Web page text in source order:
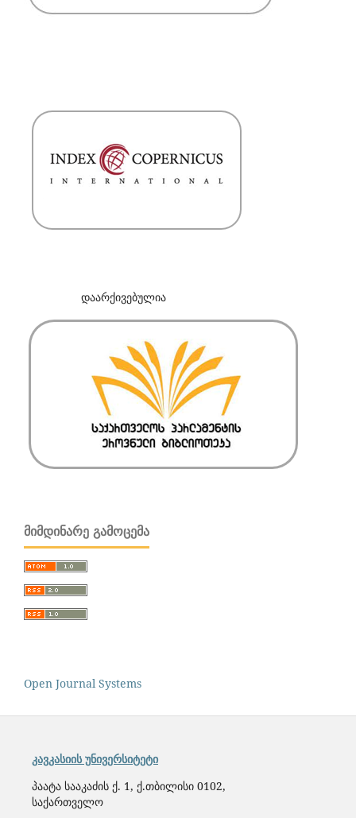
დაარქივებულია
ᲛᲘᲛᲓᲘᲜᲐᲠᲔ ᲒᲐᲛᲝᲪᲔᲛᲐ
Open Journal Systems
კავკასიის უნივერსიტეტი
პაატა სააკაძის ქ. 1, ქ.თბილისი 0102,
საქართველო